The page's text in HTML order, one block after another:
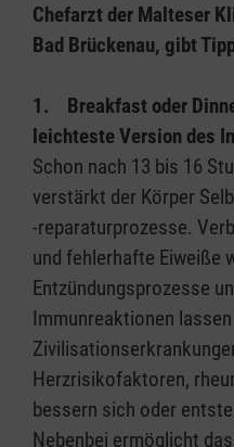
Chefarzt der Malteser
Bad Brückenau, gibt
1. Breakfast oder
leichteste Version des
Schon nach 13 bis 16
verstärkt der Körper
-reparaturprozesse.
und fehlerhafte Eiweiße
Entzündungsprozesse
Immunreaktionen
Herzrisikofaktoren,
bessern sich oder
Nebenbei ermöglicht